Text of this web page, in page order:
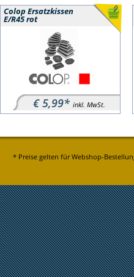
Colop Ersatzkissen
E/R45 rot
€ 5,99* inkl. MwSt.
* Preise gelten für Webshop-